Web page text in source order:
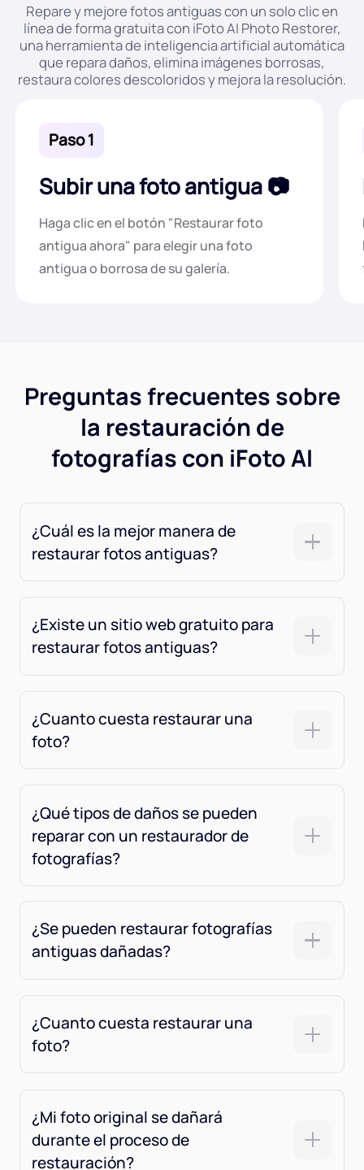
Repare y mejore fotos antiguas con un solo clic en
línea de forma gratuita con iFoto AI Photo Restorer,
una herramienta de inteligencia artificial automática
que repara daños, elimina imágenes borrosas,
restaura colores descoloridos y mejora la resolución.
Paso 1
Subir una foto antigua
Haga clic en el botón "Restaurar foto
antigua ahora" para elegir una foto
antigua o borrosa de su galería.
Preguntas frecuentes sobre
la restauración de
fotografías con iFoto AI
¿Cuál es la mejor manera de
restaurar fotos antiguas?
¿Existe un sitio web gratuito para
restaurar fotos antiguas?
¿Cuanto cuesta restaurar una
foto?
¿Qué tipos de daños se pueden
reparar con un restaurador de
fotografías?
¿Se pueden restaurar fotografías
antiguas dañadas?
¿Cuanto cuesta restaurar una
foto?
¿Mi foto original se dañará
durante el proceso de
restauración?